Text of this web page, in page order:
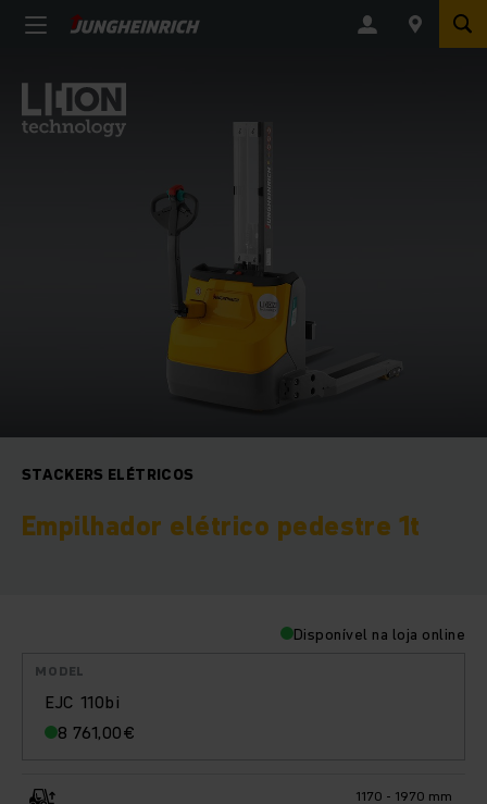
STACKERS ELÉTRICOS
Empilhador elétrico pedestre 1t
Disponível na loja online
EJC 110bi
€
8 761,00
MODEL
1170 - 1970 mm